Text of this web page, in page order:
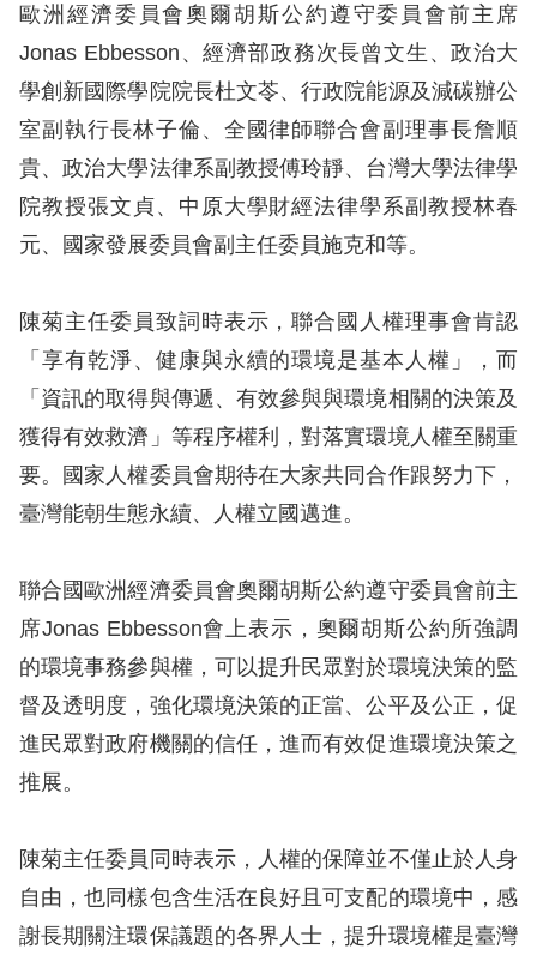
申
訴
人
權
資
料
庫
無
礙
快
捷
鍵
請
選
擇
語
言
兒少版
回
首
頁
歐洲經濟委員會奧爾胡斯公約遵守委員會前主席
Jonas Ebbesson、經濟部政務次長曾文生、政治大
學創新國際學院院長杜文苓、行政院能源及減碳辦公
室副執行長林子倫、全國律師聯合會副理事長詹順
貴、政治大學法律系副教授傅玲靜、台灣大學法律學
院教授張文貞、中原大學財經法律學系副教授林春
元、國家發展委員會副主任委員施克和等。
陳菊主任委員致詞時表示，聯合國人權理事會肯認
「享有乾淨、健康與永續的環境是基本人權」，而
「資訊的取得與傳遞、有效參與與環境相關的決策及
獲得有效救濟」等程序權利，對落實環境人權至關重
要。國家人權委員會期待在大家共同合作跟努力下，
臺灣能朝生態永續、人權立國邁進。
聯合國歐洲經濟委員會奧爾胡斯公約遵守委員會前主
席Jonas Ebbesson會上表示，奧爾胡斯公約所強調
的環境事務參與權，可以提升民眾對於環境決策的監
督及透明度，強化環境決策的正當、公平及公正，促
進民眾對政府機關的信任，進而有效促進環境決策之
推展。
陳菊主任委員同時表示，人權的保障並不僅止於人身
自由，也同樣包含生活在良好且可支配的環境中，感
謝長期關注環保議題的各界人士，提升環境權是臺灣